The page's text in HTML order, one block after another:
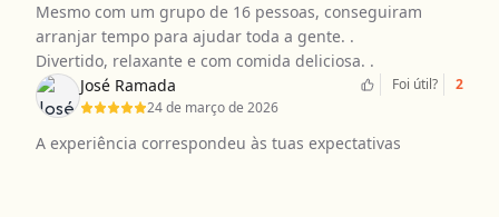
Mesmo com um grupo de 16 pessoas, conseguiram
arranjar tempo para ajudar toda a gente. .
Divertido, relaxante e com comida deliciosa. .
José Ramada
24 de março de 2026
Foi útil? 2
A experiência correspondeu às tuas expectativas